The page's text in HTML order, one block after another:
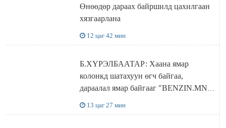
Өнөөдөр дараах байршилд цахилгаан
хязгаарлана
12 цаг 42 мин
Б.ХҮРЭЛБААТАР: Хаана ямар
колонкд шатахуун өгч байгаа,
дараалал ямар байгааг "BENZIN.MN”
13 цаг 27 мин